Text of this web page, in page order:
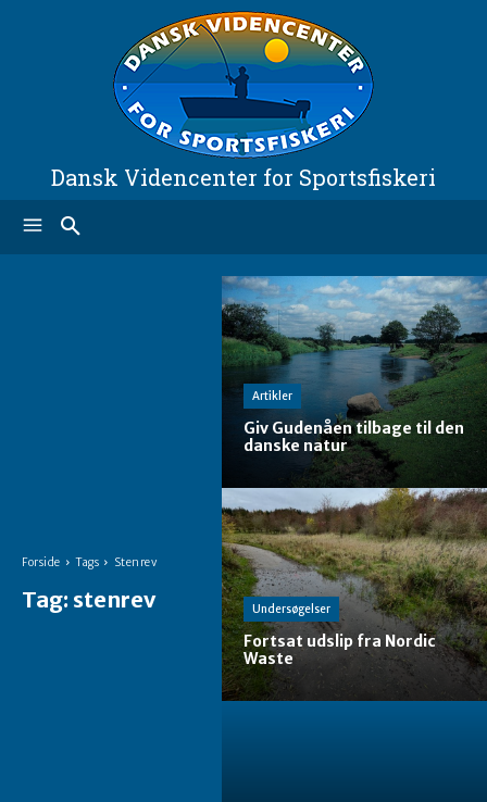
Dansk Videncenter for Sportsfiskeri
Forside Tags Stenrev
Tag: stenrev
Artikler
Giv Gudenåen tilbage til den
danske natur
Undersøgelser
Fortsat udslip fra Nordic
Waste